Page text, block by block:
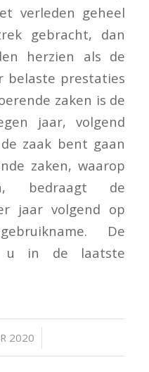
verleden geheel
gebracht, dan
herzien als de
belaste prestaties
zaken is de
jaar, volgend
zaak bent gaan
zaken, waarop
bedraagt de
jaar volgend op
De
u in de laatste
2020